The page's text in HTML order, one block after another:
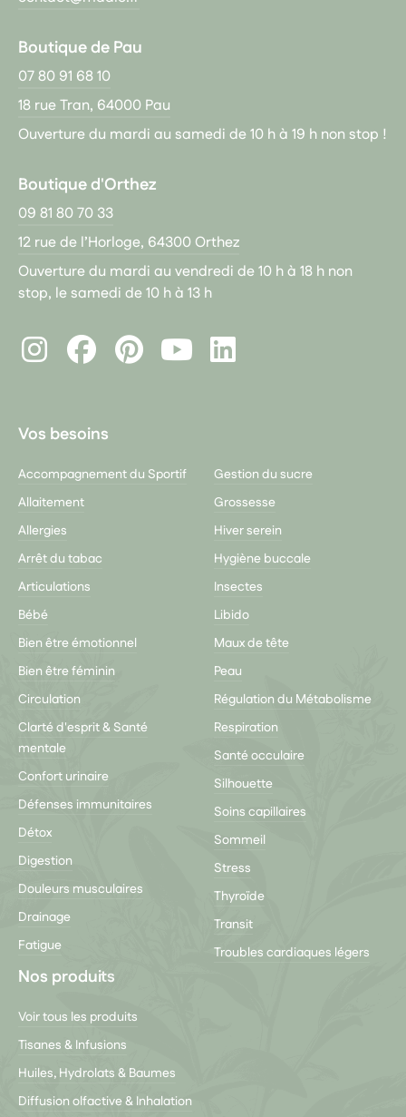
Boutique de Pau
07 80 91 68 10
18 rue Tran, 64000 Pau
Ouverture du mardi au samedi de 10 h à 19 h non stop !
Boutique d'Orthez
09 81 80 70 33
12 rue de l’Horloge, 64300 Orthez
Ouverture du mardi au vendredi de 10 h à 18 h non
stop, le samedi de 10 h à 13 h
InstagramFacebookPinterest
LinkedIn
Vos besoins
Accompagnement du Sportif
Allaitement
Allergies
Arrêt du tabac
Articulations
Bébé
Bien être émotionnel
Bien être féminin
Circulation
Clarté d'esprit & Santé
mentale
Confort urinaire
Défenses immunitaires
Détox
Digestion
Douleurs musculaires
Drainage
Fatigue
Gestion du sucre
Grossesse
Hiver serein
Hygiène buccale
Insectes
Libido
Maux de tête
Peau
Régulation du Métabolisme
Respiration
Santé occulaire
Silhouette
Soins capillaires
Sommeil
Stress
Thyroïde
Transit
Troubles cardiaques légers
Nos produits
Voir tous les produits
Tisanes & Infusions
Huiles, Hydrolats & Baumes
Diffusion olfactive & Inhalation